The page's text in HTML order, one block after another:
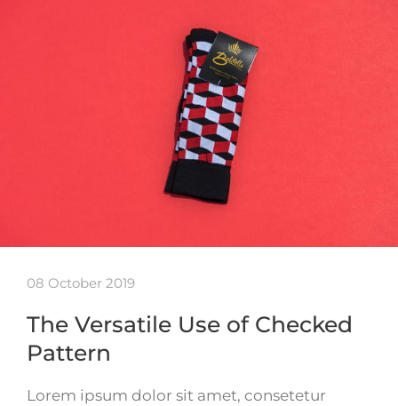
08 October 2019
The Versatile Use of Checked
Pattern
Lorem ipsum dolor sit amet, consetetur